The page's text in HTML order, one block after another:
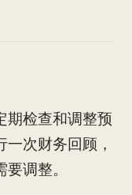
期检查和调整预
次财务回顾，
调整。